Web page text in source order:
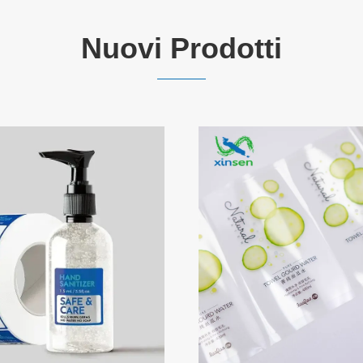
Nuovi Prodotti